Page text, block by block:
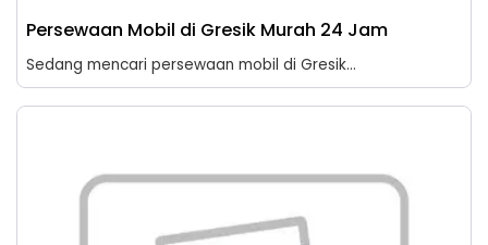
Persewaan Mobil di Gresik Murah 24 Jam
Sedang mencari persewaan mobil di Gresik...